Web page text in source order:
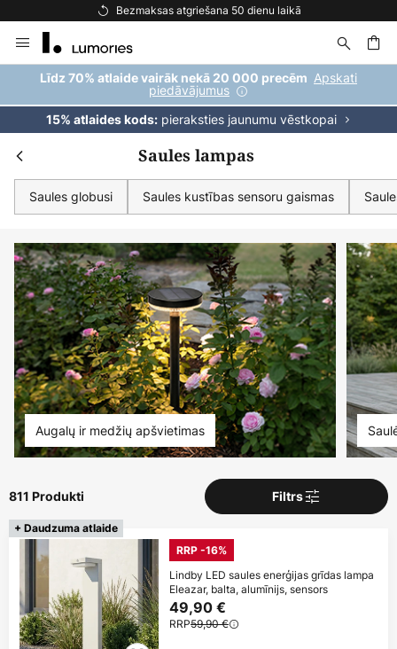
Bezmaksas piegāde pasūtījumiem virs 69 €
to
Content
Līdz 70% atlaide vairāk nekā 20 000 precēm Apskati
piedāvājumus
15% atlaides kods:pieraksties jaunumu vēstkopai
Saules lampas
Saules globusi Saules kustības sensoru gaismas
Augalų ir medžių apšvietimas
811 Produkti Filtrs
+ Daudzuma atlaide
RRP -16%
Lindby LED saules enerģijas grīdas lampa
Eleazar, balta, alumīnijs, sensors
49,90 €
RRP59,90 €